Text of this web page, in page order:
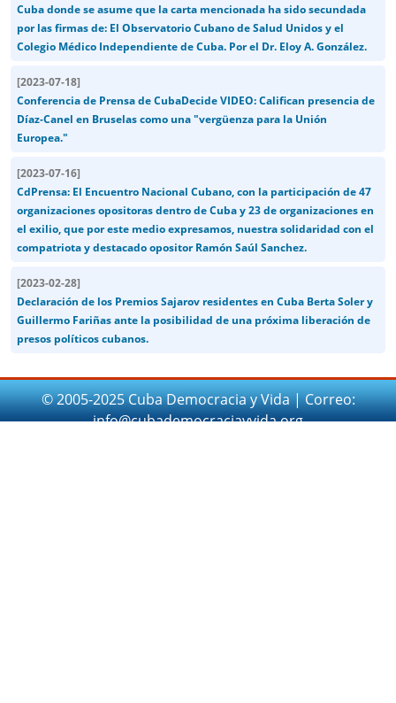
Cuba donde se asume que la carta mencionada ha sido secundada
por las firmas de: El Observatorio Cubano de Salud Unidos y el
Colegio Médico Independiente de Cuba. Por el Dr. Eloy A. González.
[2023-07-18]
Conferencia de Prensa de CubaDecide VIDEO: Califican presencia de
Díaz-Canel en Bruselas como una "vergüenza para la Unión
Europea."
[2023-07-16]
CdPrensa: El Encuentro Nacional Cubano, con la participación de 47
organizaciones opositoras dentro de Cuba y 23 de organizaciones en
el exilio, que por este medio expresamos, nuestra solidaridad con el
compatriota y destacado opositor Ramón Saúl Sanchez.
[2023-02-28]
Declaración de los Premios Sajarov residentes en Cuba Berta Soler y
Guillermo Fariñas ante la posibilidad de una próxima liberación de
presos políticos cubanos.
© 2005-2025 Cuba Democracia y Vida | Correo:
info@cubademocraciayvida.org